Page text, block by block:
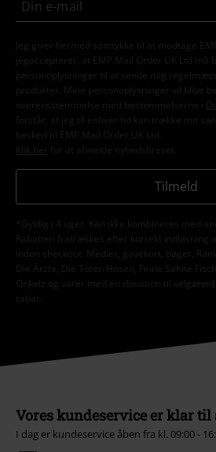
Jeg giver hermed samtykke til at modtage
jegaccepterer, at EMP Mail Order UK Ltd må
personoplysninger til at sende mig
produkter. Mine personoplysninger vil blive
overensstemmelse med bestemmelserne i
forstår, at jeg til enhver tid kan trække mit
besked til EMP Mail Order UK Ltd.
Klik her
for at afmelde nyhedsbrevet.
Tilmeld
*Gyldig i 4 uger. Kan ikke kombineres med
Rabatten fratrækkes efter korrekt indløsning
inden checkout. Medier, gavekort, bøger,
Die Ärzte, Die Toten Hosen, Feine Sahne
Onkelz og varer med en donation til
rabat.
Vores kundeservice er klar
I dag er kundeservice åben fra kl. 09:00 -